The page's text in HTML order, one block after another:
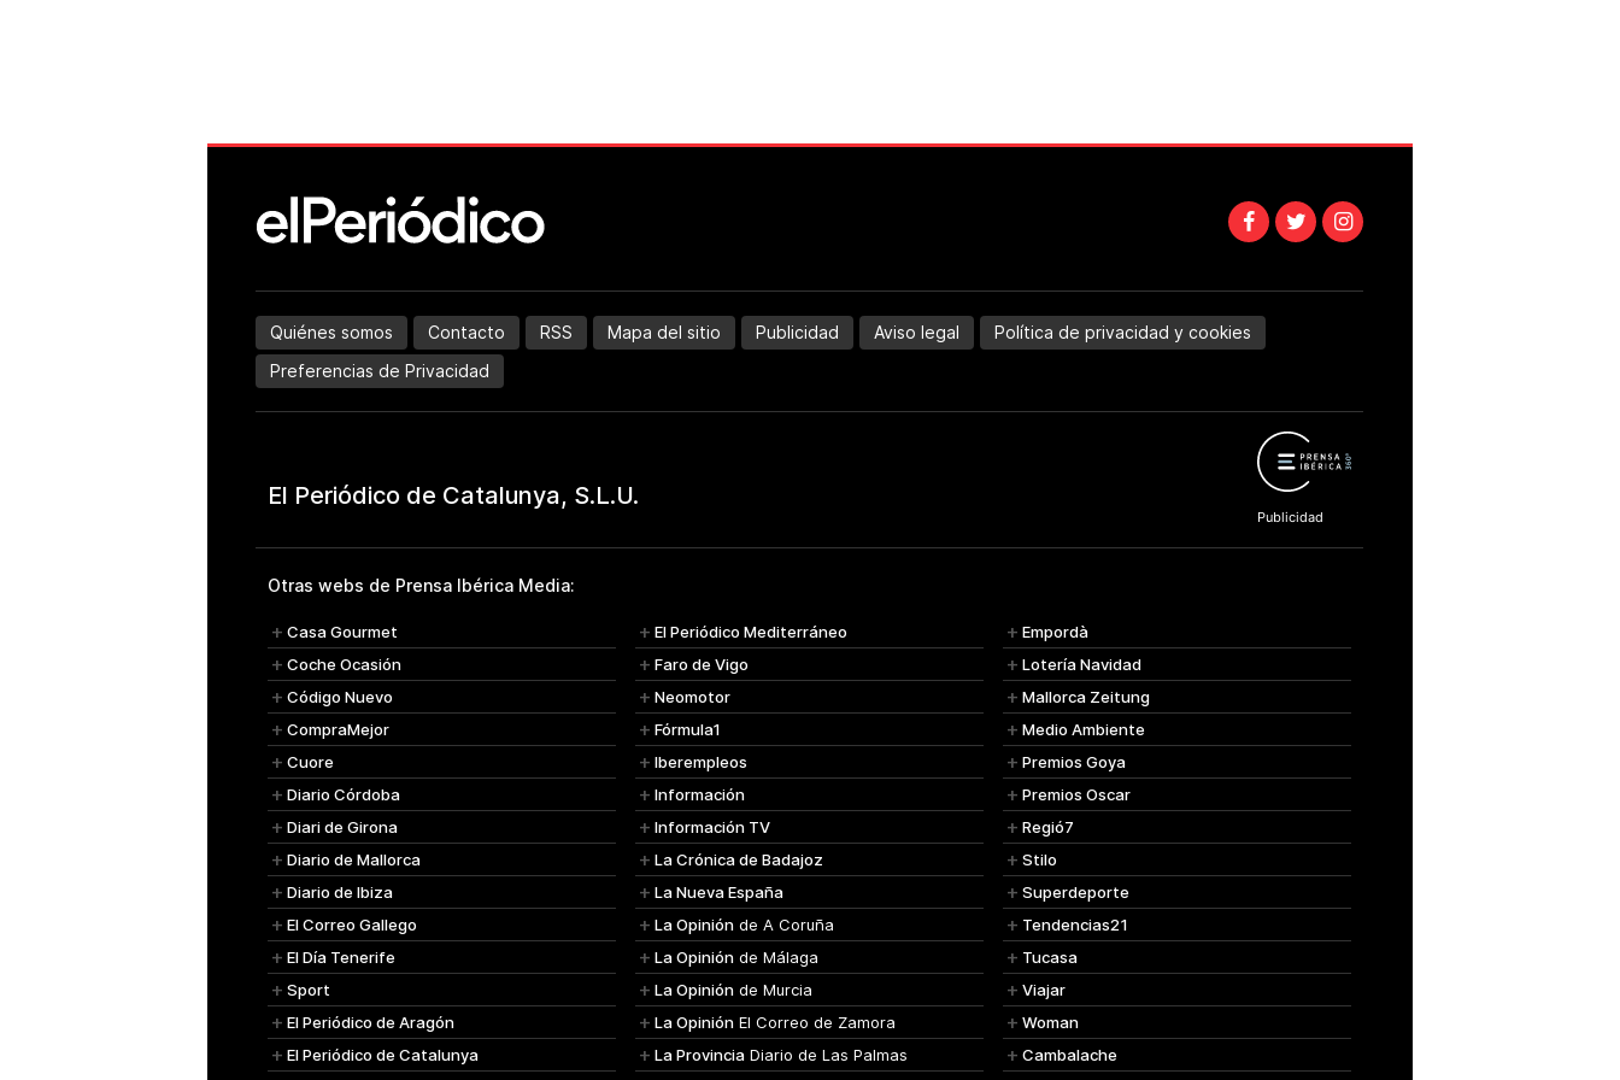
Quiénes somos Contacto RSS Mapa del sitio Publicidad Aviso legal
Política de privacidad y cookies
Preferencias de Privacidad
Otras webs de Prensa Ibérica Media:
Casa Gourmet
Coche Ocasión
Código Nuevo
CompraMejor
Cuore
Diario Córdoba
Diari de Girona
Diario de Mallorca
Diario de Ibiza
El Correo Gallego
El Día Tenerife
Sport
El Periódico de Aragón
El Periódico de Catalunya
El Periódico Mediterráneo
Faro de Vigo
Neomotor
Fórmula1
Iberempleos
Información
Información TV
La Crónica de Badajoz
La Nueva España
La Opinión de A Coruña
La Opinión de Málaga
La Opinión de Murcia
La Opinión El Correo de Zamora
La Provincia Diario de Las Palmas
Empordà
Lotería Navidad
Mallorca Zeitung
Medio Ambiente
Premios Goya
Premios Oscar
Regió7
Stilo
Superdeporte
Tendencias21
Tucasa
Viajar
Woman
Cambalache